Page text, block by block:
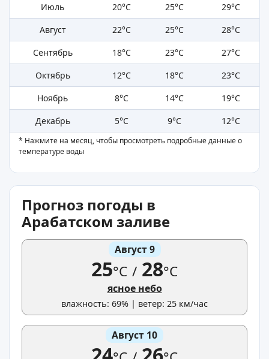
Июль
20°C 25°C
29°C
Август
22°C 25°C
28°C
Сентябрь
18°C 23°C
27°C
Октябрь
12°C 18°C
23°C
Ноябрь
8°C 14°C
19°C
Декабрь
5°C 9°C 12°C
* Нажмите на месяц, чтобы просмотреть подробные данные о
температуре воды
Прогноз погоды в
Арабатском заливе
Август 9
25°C / 28°C
ясное небо
влажность: 69% | ветер: 25 км/час
Август 10